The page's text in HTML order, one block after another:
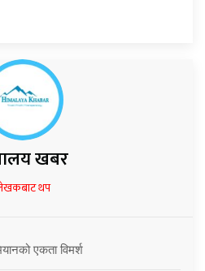
खबर
थप
एकता विमर्श